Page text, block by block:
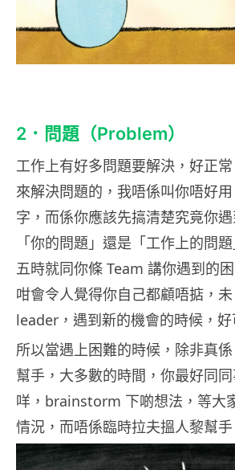
2．問題（Problem）
工作上有好多問題要解決，好正
來解決問題的，我唔係叫你唔好
字，而係你應該先搞清楚究竟你
「你的問題」還是「工作上的問
五時就同你條 Team 講你遇到的
咁會令人覺得你自己都顧唔掂，
leader，遇到新的機會的時候，好
所以當遇上困難的時候，除非真
幫手，大多數的時間，你最好同
咩，brainstorm 下啲想法，等大
情況，而唔係臨時拉夫搵人黎幫手